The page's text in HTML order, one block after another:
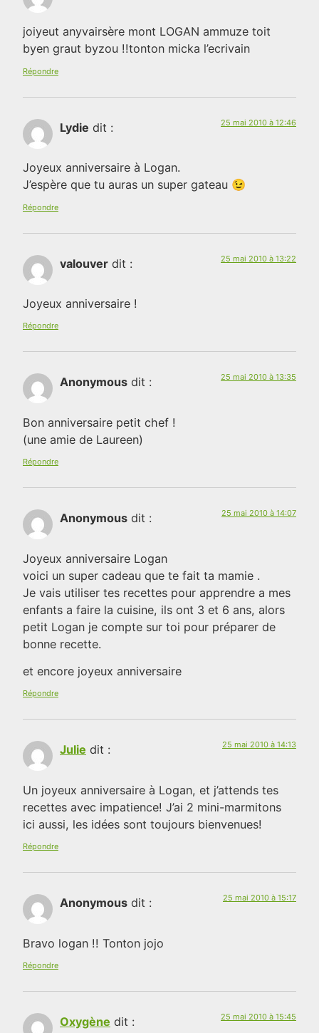
joiyeut anyvairsère mont LOGAN ammuze toit
byen graut byzou !!tonton micka l’ecrivain
Répondre
Lydie dit : 25 mai 2010 à 12:46
Joyeux anniversaire à Logan.
J’espère que tu auras un super gateau 😉
Répondre
valouver dit : 25 mai 2010 à 13:22
Joyeux anniversaire !
Répondre
Anonymous dit : 25 mai 2010 à 13:35
Bon anniversaire petit chef !
(une amie de Laureen)
Répondre
Anonymous dit : 25 mai 2010 à 14:07
Joyeux anniversaire Logan
voici un super cadeau que te fait ta mamie .
Je vais utiliser tes recettes pour apprendre a mes
enfants a faire la cuisine, ils ont 3 et 6 ans, alors
petit Logan je compte sur toi pour préparer de
bonne recette.
et encore joyeux anniversaire
Répondre
Julie dit : 25 mai 2010 à 14:13
Un joyeux anniversaire à Logan, et j’attends tes
recettes avec impatience! J’ai 2 mini-marmitons
ici aussi, les idées sont toujours bienvenues!
Répondre
Anonymous dit : 25 mai 2010 à 15:17
Bravo logan !! Tonton jojo
Répondre
Oxygène dit : 25 mai 2010 à 15:45